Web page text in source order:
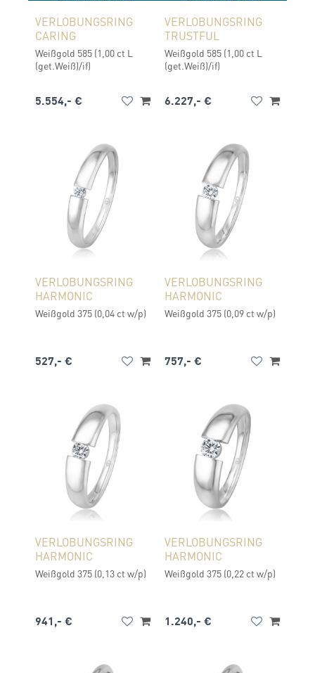
VERLOBUNGSRING
CARING
Weißgold 585 (1,00 ct L
(get.Weiß)/if)
5.554,- €
VERLOBUNGSRING
TRUSTFUL
Weißgold 585 (1,00 ct L
(get.Weiß)/if)
6.227,- €
VERLOBUNGSRING
HARMONIC
Weißgold 375 (0,04 ct w/p)
527,- €
VERLOBUNGSRING
HARMONIC
Weißgold 375 (0,09 ct w/p)
757,- €
VERLOBUNGSRING
HARMONIC
Weißgold 375 (0,13 ct w/p)
941,- €
VERLOBUNGSRING
HARMONIC
Weißgold 375 (0,22 ct w/p)
1.240,- €